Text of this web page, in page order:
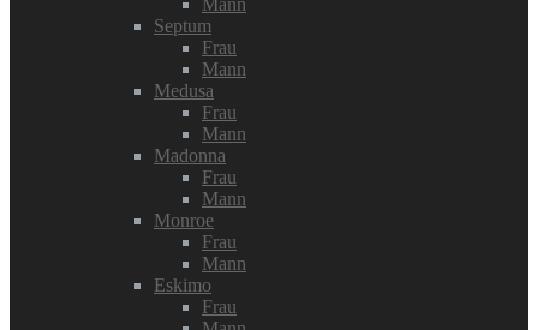
Mann
Septum
Frau
Mann
Medusa
Frau
Mann
Madonna
Frau
Mann
Monroe
Frau
Mann
Eskimo
Frau